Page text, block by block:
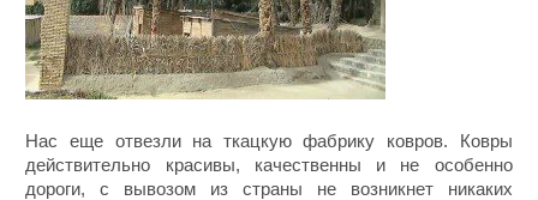
Нас еще отвезли на ткацкую фабрику ковров. Ковры
действительно красивы, качественны и не особенно
дороги, с вывозом из страны не возникнет никаких